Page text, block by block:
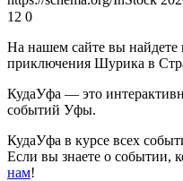
12 0
На нашем сайте вы
приключения Шурика в
КудаУфа — это
событий Уфы.
КудаУфа в курсе всех
Если вы знаете о событии,
нам!